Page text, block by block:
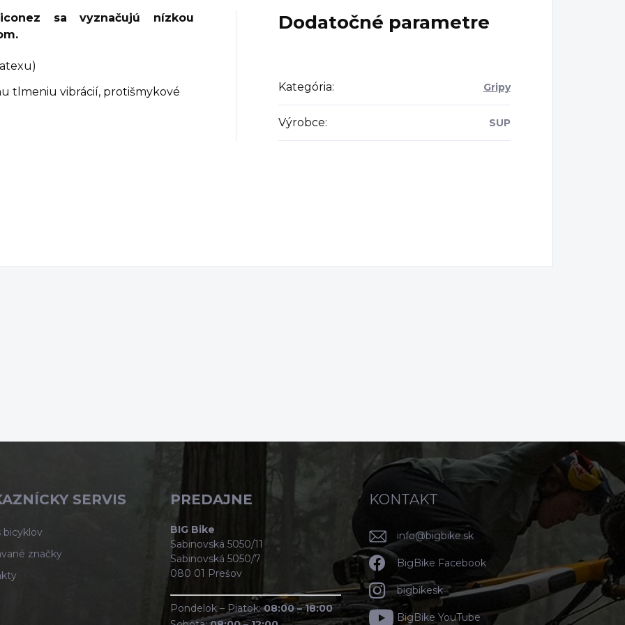
sa vyznačujú nízkou
tlmeniu vibrácií, protišmykové
Dodatočné parametre
Kategória: Gripy
Výrobce: SUP
SERVIS
bicyklov
značky
PREDAJNE
BIG Bike
Sabinovská 5050/11
Sabinovská 5050/7
080 01 Prešov
Pondelok – Piatok:08:00 – 18:00
KONTAKT
info@bigbike.sk
BigBike Facebook
bigbikesk
BigBike YouTube